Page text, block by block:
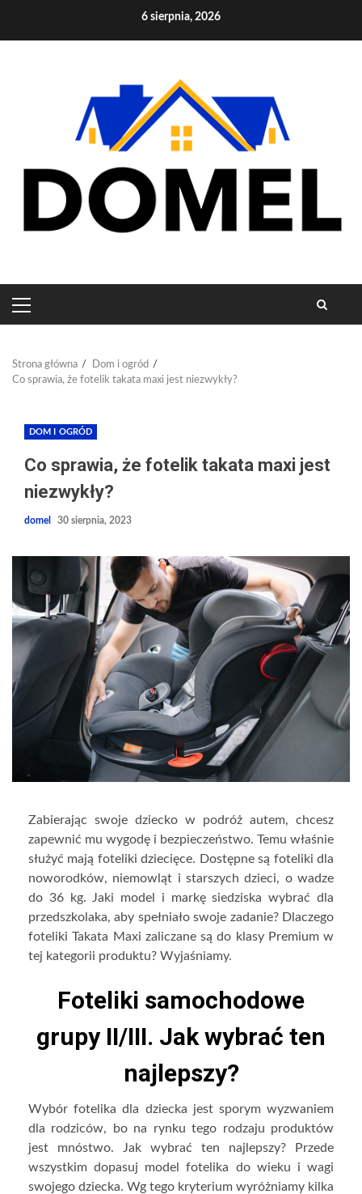
6 sierpnia, 2026
PRIMARY
MENU
Strona główna
Dom i ogród
Co sprawia, że fotelik takata maxi jest niezwykły?
DOM I OGRÓD
Co sprawia, że fotelik takata maxi jest
niezwykły?
domel 30 sierpnia, 2023
Zabierając swoje dziecko w podróż autem, chcesz
zapewnić mu wygodę i bezpieczeństwo. Temu właśnie
służyć mają foteliki dziecięce. Dostępne są foteliki dla
noworodków, niemowląt i starszych dzieci, o wadze
do 36 kg. Jaki model i markę siedziska wybrać dla
przedszkolaka, aby spełniało swoje zadanie? Dlaczego
foteliki Takata Maxi zaliczane są do klasy Premium w
tej kategorii produktu? Wyjaśniamy.
Foteliki samochodowe
grupy II/III. Jak wybrać ten
najlepszy?
Wybór fotelika dla dziecka jest sporym wyzwaniem
dla rodziców, bo na rynku tego rodzaju produktów
jest mnóstwo. Jak wybrać ten najlepszy? Przede
wszystkim dopasuj model fotelika do wieku i wagi
swojego dziecka. Wg tego kryterium wyróżniamy kilka